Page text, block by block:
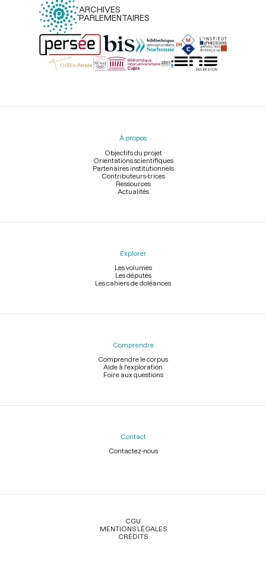
ARCHIVES
PARLEMENTAIRES
Menu
À propos
Objectifs du projet
Orientations scientifiques
Partenaires institutionnels
Contributeurs-trices
Ressources
Actualités
Explorer
Les volumes
Les députés
Les cahiers de doléances
Comprendre
Comprendre le corpus
Aide à l'exploration
Foire aux questions
Contact
Contactez-nous
Légal
CGU
MENTIONS LÉGALES
CRÉDITS